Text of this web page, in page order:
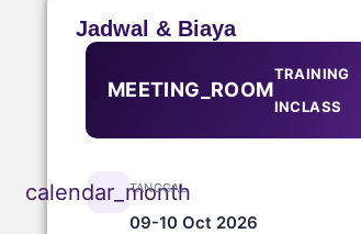
Jadwal & Biaya
MEETING_ROOM
TRAINING
INCLASS
calendar_month
TANGGAL
09-10 Oct 2026